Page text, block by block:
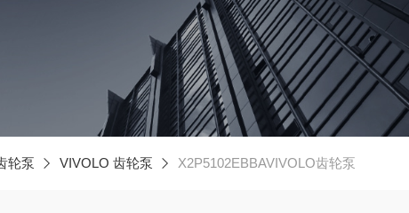
轮泵 VIVOLO 齿轮泵 X2P5102EBBAVIVOLO齿轮泵